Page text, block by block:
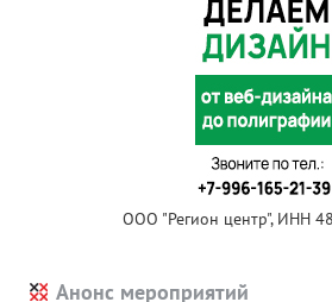
ООО "Регион центр", ИНН
Анонс мероприятий